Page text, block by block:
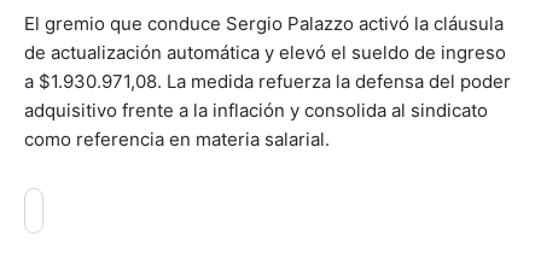
El gremio que conduce Sergio Palazzo activó la cláusula
de actualización automática y elevó el sueldo de ingreso
a $1.930.971,08. La medida refuerza la defensa del poder
adquisitivo frente a la inflación y consolida al sindicato
como referencia en materia salarial.